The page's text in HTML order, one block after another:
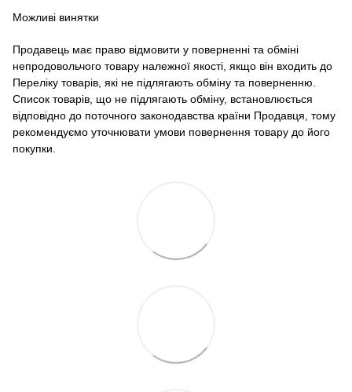
Можливі винятки
Продавець має право відмовити у поверненні та обміні
непродовольчого товару належної якості, якщо він входить до
Переліку товарів, які не підлягають обміну та поверненню.
Список товарів, що не підлягають обміну, встановлюється
відповідно до поточного законодавства країни Продавця, тому
рекомендуємо уточнювати умови повернення товару до його
покупки.